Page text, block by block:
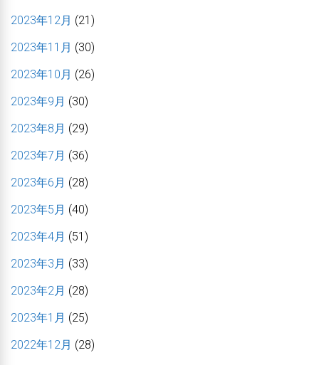
2023年12月 (21)
2023年11月 (30)
2023年10月 (26)
2023年9月 (30)
2023年8月 (29)
2023年7月 (36)
2023年6月 (28)
2023年5月 (40)
2023年4月 (51)
2023年3月 (33)
2023年2月 (28)
2023年1月 (25)
2022年12月 (28)